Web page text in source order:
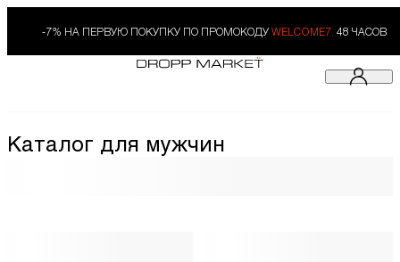
-7% НА ПЕРВУЮ ПОКУПКУ ПО ПРОМОКОДУ WELCOME7. 48 ЧАСОВ
Каталог для мужчин